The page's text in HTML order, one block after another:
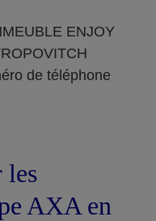
ENJOY
de téléphone
les
AXA en